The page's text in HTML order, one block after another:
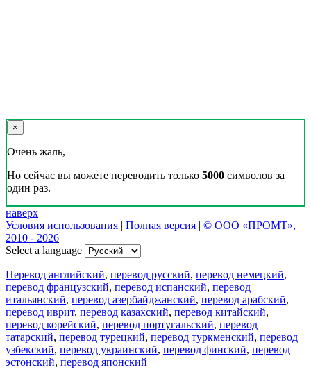
×
Очень жаль,
Но сейчас вы можете переводить только 5000 символов за
один раз.
наверх
Условия использования | Полная версия | © ООО «ПРОМТ»,
2010 - 2026
Select a language
Перевод английский, перевод русский, перевод немецкий,
перевод французский, перевод испанский, перевод
итальянский, перевод азербайджанский, перевод арабский,
перевод иврит, перевод казахский, перевод китайский,
перевод корейский, перевод португальский, перевод
татарский, перевод турецкий, перевод туркменский, перевод
узбекский, перевод украинский, перевод финский, перевод
эстонский, перевод японский